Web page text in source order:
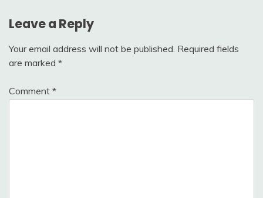
Leave a Reply
Your email address will not be published. Required fields
are marked *
Comment *